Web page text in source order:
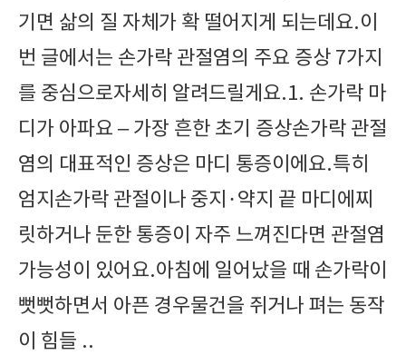
기면 삶의 질 자체가 확 떨어지게 되는데요.이
번 글에서는 손가락 관절염의 주요 증상 7가지
를 중심으로자세히 알려드릴게요.1. 손가락 마
디가 아파요 – 가장 흔한 초기 증상손가락 관절
염의 대표적인 증상은 마디 통증이에요.특히
엄지손가락 관절이나 중지·약지 끝 마디에찌
릿하거나 둔한 통증이 자주 느껴진다면 관절염
가능성이 있어요.아침에 일어났을 때 손가락이
뻣뻣하면서 아픈 경우물건을 쥐거나 펴는 동작
이 힘들 ..